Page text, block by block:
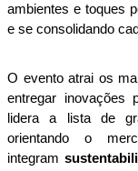
ambientes e toques
e se consolidando
O evento atrai os
entregar inovações
lidera a lista de
orientando o
integram